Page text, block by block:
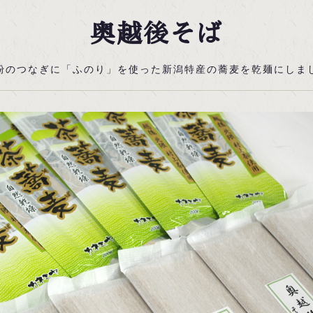
奥越後そば
のつなぎに「ふのり」を使った新潟特産の蕎麦を乾麺にしま